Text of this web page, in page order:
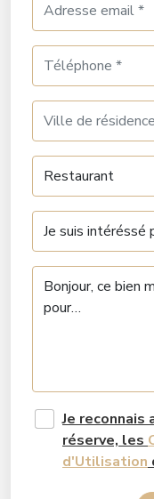
Je reconnais
réserve, les
d'Utilisation